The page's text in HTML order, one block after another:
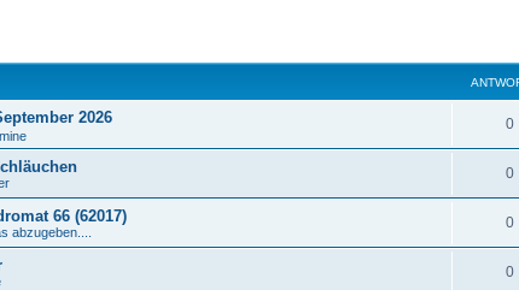
2026 0
0
66 (62017)
abzugeben....
0
0